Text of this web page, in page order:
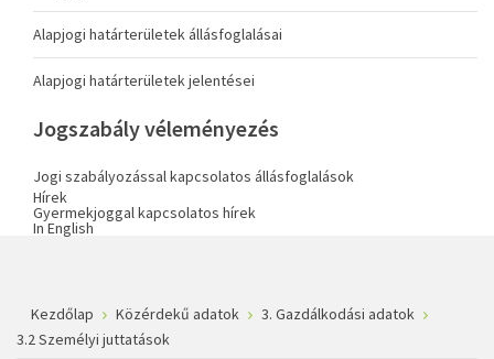
Alapjogi határterületek állásfoglalásai
Alapjogi határterületek jelentései
Jogszabály véleményezés
Jogi szabályozással kapcsolatos állásfoglalások
Hírek
Gyermekjoggal kapcsolatos hírek
In English
Kezdőlap Közérdekű adatok
3. Gazdálkodási adatok
3.2 Személyi juttatások